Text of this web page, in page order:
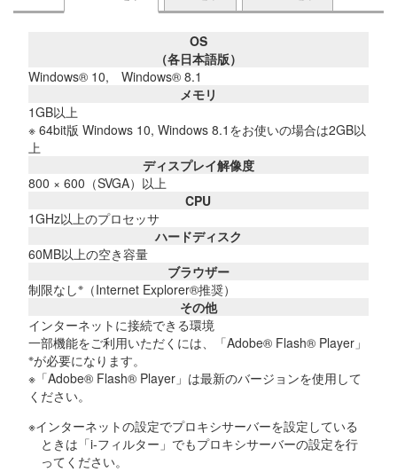
OS
（各日本語版）
Windows® 10, Windows® 8.1
メモリ
1GB以上
※ 64bit版 Windows 10, Windows 8.1をお使いの場合は2GB以
上
ディスプレイ解像度
800 × 600（SVGA）以上
CPU
1GHz以上のプロセッサ
ハードディスク
60MB以上の空き容量
ブラウザー
制限なし※（Internet Explorer®推奨）
その他
インターネットに接続できる環境
一部機能をご利用いただくには、「Adobe® Flash® Player」
※が必要になります。
※「Adobe® Flash® Player」は最新のバージョンを使用して
ください。
※インターネットの設定でプロキシサーバーを設定している
ときは「i-フィルター」でもプロキシサーバーの設定を行
ってください。